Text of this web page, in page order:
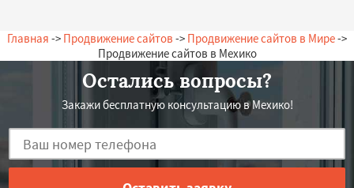
Главная -> Продвижение сайтов -> Продвижение сайтов в Мире->
Продвижение сайтов в Мехико
Остались вопросы?
Закажи бесплатную консультацию в Мехико!